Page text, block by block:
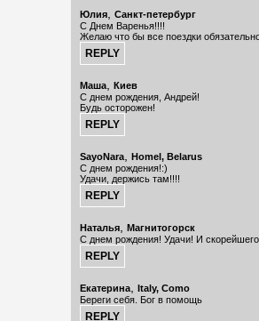
Юлия, Санкт-петербург
С Днем Варенья!!!!
Желаю что бы все поездки
Маша, Киев
С днем рождения, Андрей!
Будь осторожен!
SayoNara, Homel, Belarus
С днем рождения!:)
Удачи, держись там!!!!
Наталья, Магнитогорск
С днем рождения! Удачи! И
Екатерина, Italy, Como
Береги себя. Бог в помощь